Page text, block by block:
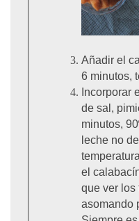
Añadir el
6 minutos,
Incorporar
de sal,
minutos,
leche no
el
que ver los
asomando